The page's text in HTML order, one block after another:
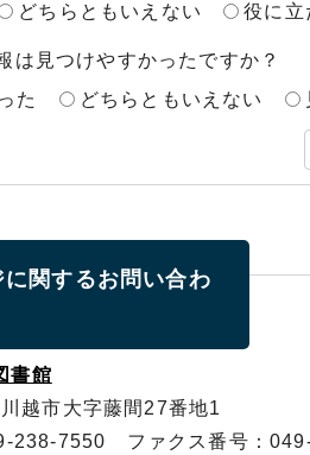
どちらともいえない 役に立
は見つけやすかったですか？
た
どちらともいえない
に関するお問い合わ
書館
越市大字藤間27番地1
238-7550 ファクス番号：